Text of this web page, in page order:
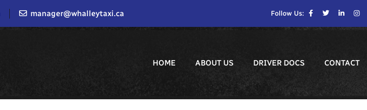
manager@whalleytaxi.ca Follow Us:
HOME ABOUT US DRIVER DOCS CONTACT